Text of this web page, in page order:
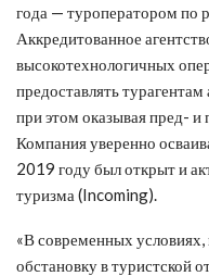
года — туроператором по
Аккредитованное
высокотехнологичных
предоставлять
при этом оказывая пред-
Компания уверенно
2019 году был открыт и
туризма (Incoming).
«В современных
обстановку в туристской